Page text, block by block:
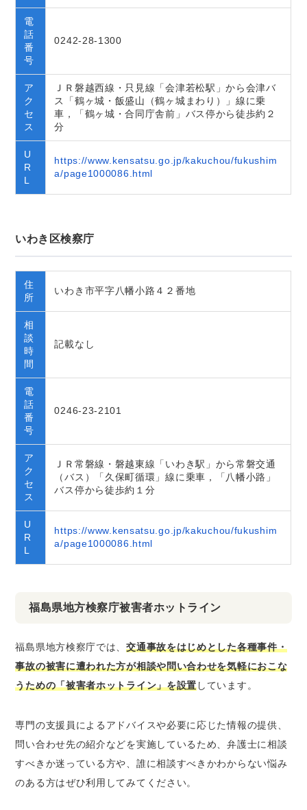
電
話
番
号
0242-28-1300
ア
ク
セ
ス
ＪＲ磐越西線・只見線「会津若松駅」から会津バ
ス「鶴ヶ城・飯盛山（鶴ヶ城まわり）」線に乗
車，「鶴ヶ城・合同庁舎前」バス停から徒歩約２
分
U
R
L
https://www.kensatsu.go.jp/kakuchou/fukushim
a/page1000086.html
いわき区検察庁
住
所
いわき市平字八幡小路４２番地
相
談
時
間
記載なし
電
話
番
号
0246-23-2101
ア
ク
セ
ス
ＪＲ常磐線・磐越東線「いわき駅」から常磐交通
（バス）「久保町循環」線に乗車，「八幡小路」
バス停から徒歩約１分
U
R
L
https://www.kensatsu.go.jp/kakuchou/fukushim
a/page1000086.html
福島県地方検察庁被害者ホットライン
福島県地方検察庁では、交通事故をはじめとした各種事件・
事故の被害に遭われた方が相談や問い合わせを気軽におこな
うための「被害者ホットライン」を設置しています。
専門の支援員によるアドバイスや必要に応じた情報の提供、
問い合わせ先の紹介などを実施しているため、弁護士に相談
すべきか迷っている方や、誰に相談すべきかわからない悩み
のある方はぜひ利用してみてください。